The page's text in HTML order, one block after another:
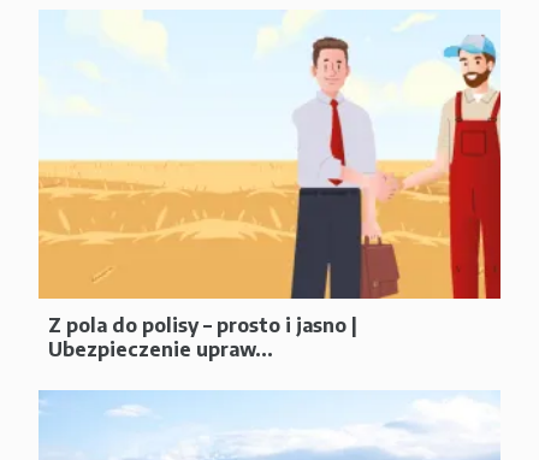
Z pola do polisy – prosto i jasno |
Ubezpieczenie upraw...